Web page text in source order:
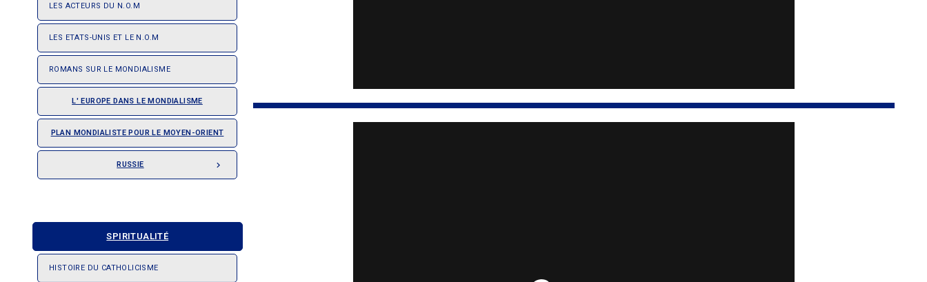
LES ACTEURS DU N.O.M
LES ETATS-UNIS ET LE N.O.M
ROMANS SUR LE MONDIALISME
L' EUROPE DANS LE MONDIALISME
PLAN MONDIALISTE POUR LE MOYEN-ORIENT

RUSSIE
SPIRITUALITÉ
HISTOIRE DU CATHOLICISME